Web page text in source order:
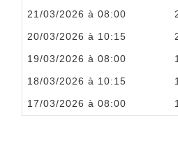
21/03/2026 à 08:00
20/03/2026 à 10:15
19/03/2026 à 08:00
18/03/2026 à 10:15
17/03/2026 à 08:00